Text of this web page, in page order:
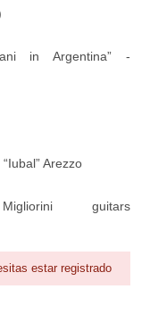
in Argentina” -
Arezzo
guitars
estar registrado